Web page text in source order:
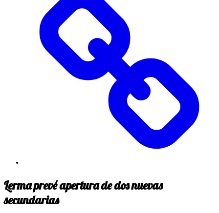
Lerma prevé apertura de dos nuevas
secundarias